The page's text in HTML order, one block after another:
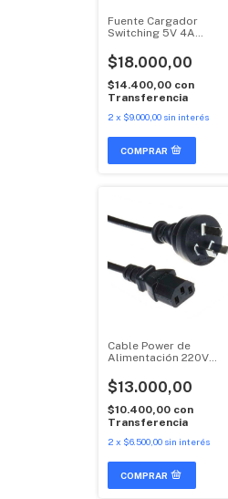
Fuente Cargador
Switching 5V 4A
$18.000,00
$14.400,00 con
Transferencia
2 x $9.000,00 sin interés
Cable Power de
Alimentación 220V
$13.000,00
$10.400,00 con
Transferencia
2 x $6.500,00 sin interés